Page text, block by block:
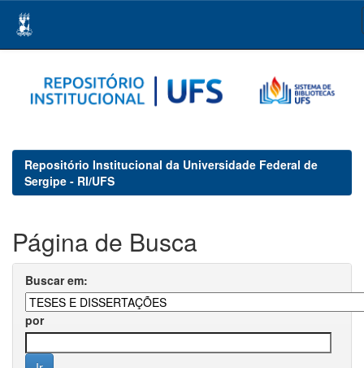
navigation
Repositório Institucional da Universidade Federal de
Sergipe - RI/UFS
Página de Busca
Buscar em:
por